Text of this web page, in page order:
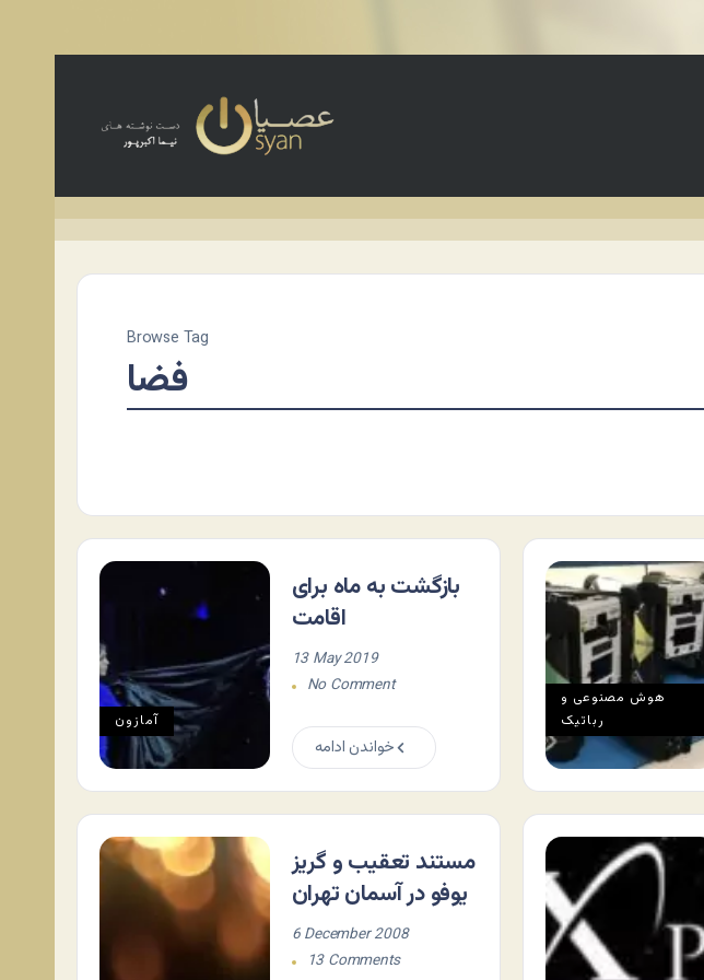
Browse Tag
فضا
آمازون
بازگشت به ماه برای
اقامت
13 May 2019
No Comment
خواندن ادامه
هوش مصنوعی و
رباتیک
مستند تعقیب و گریز
یوفو در آسمان تهران
6 December 2008
13 Comments